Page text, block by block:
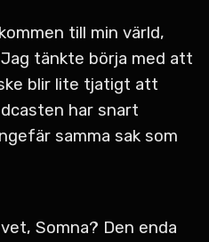
till min värld,
tänkte börja med att
blir lite tjatigt att
har snart
samma sak som
Somna? Den enda